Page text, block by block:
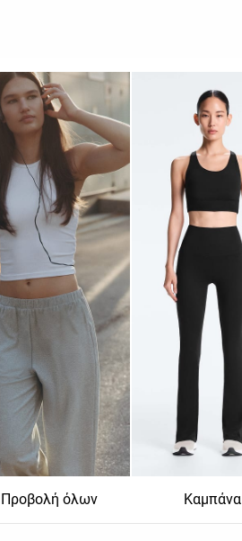
Προβολή όλων Καμπάνα